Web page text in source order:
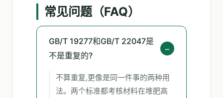
常见问题（FAQ）
GB/T 19277和GB/T 22047是
不是重复的?
不算重复,更像是同一件事的两种用
法。两个标准都考核材料在堆肥高